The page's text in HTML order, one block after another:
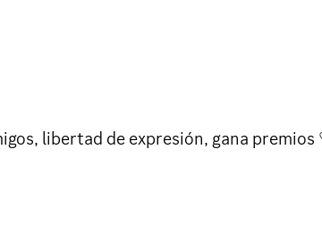
libertad de expresión, gana